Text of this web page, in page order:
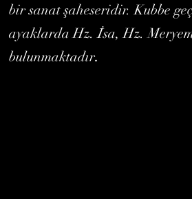
bir sanat şaheseridir. Kubbe
ayaklarda Hz. İsa, Hz.
bulunmaktadır.